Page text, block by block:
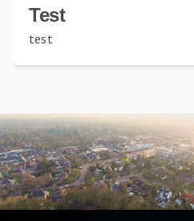
Test
test